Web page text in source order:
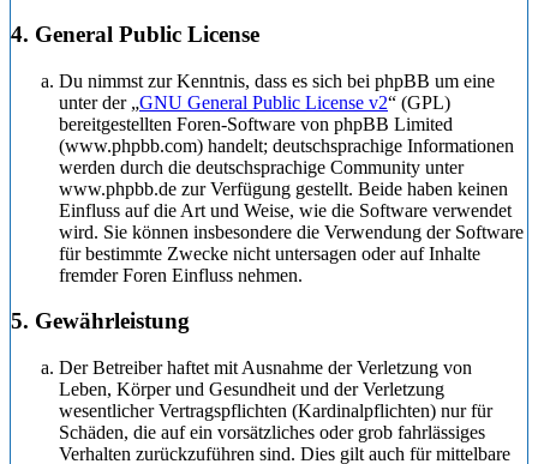
4. General Public License
Du nimmst zur Kenntnis, dass es sich bei phpBB um eine
unter der „GNU General Public License v2“ (GPL)
bereitgestellten Foren-Software von phpBB Limited
(www.phpbb.com) handelt; deutschsprachige Informationen
werden durch die deutschsprachige Community unter
www.phpbb.de zur Verfügung gestellt. Beide haben keinen
Einfluss auf die Art und Weise, wie die Software verwendet
wird. Sie können insbesondere die Verwendung der Software
für bestimmte Zwecke nicht untersagen oder auf Inhalte
fremder Foren Einfluss nehmen.
5. Gewährleistung
Der Betreiber haftet mit Ausnahme der Verletzung von
Leben, Körper und Gesundheit und der Verletzung
wesentlicher Vertragspflichten (Kardinalpflichten) nur für
Schäden, die auf ein vorsätzliches oder grob fahrlässiges
Verhalten zurückzuführen sind. Dies gilt auch für mittelbare